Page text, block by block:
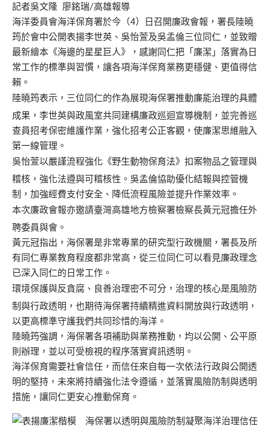
記者吳文隆 廖銘瑞/高雄報導
海洋委員會海洋保育署於今（4）日召開廉政會報，署長陸曉
筠於會中公開表揚李世英、吳怡萱及吳孟倫三位同仁，並致贈
最新繪本《海邊的星星巨人》，感謝同仁把「廉潔」落實為日
常工作的標準與習慣，讓各項海洋保育業務更穩健、更值得信
賴。
陸曉筠表示，三位同仁的作為展現海保署推動廉能治理的具體
成果，李世英與政風室共同建構廉政巡迴宣導機制，並完善巡
查員招考保密維護作業，強化招考公正客觀，使廉潔思維融入
第一線管理。
吳怡萱以嚴謹流程強化《野生動物保育法》扣案物品之管理與
稽核，強化法遵與可稽核性。吳孟倫協助優化結報與控管機
制，加強經費支付安全、降低流程風險並提升作業效率。
本次廉政會報亦邀請臺灣高雄地方檢察署檢察長黃元冠擔任外
聘委員與會。
黃元冠指出，海保署是非常專業的研究型行政機關，署長及所
有同仁專業教育程度都非常高，從三位同仁可以看見廉政理念
已深入同仁的日常工作。
環境保護與反貪腐、良善治理密不可分，治理的核心是風險防
制與行政透明，也期待海保署持續精進資料開放與行政透明，
以更高標準守護我們共同珍惜的海洋。
陸曉筠強調，海保署各項補助與業務推動，均以公開、公平原
則辦理，並以可受檢視的程序落實資訊透明。
海洋保育需要社會信任，而信任來自每一次依法行政與公開透
明的堅持，未來將持續強化法令遵循，並落實風險防制與透明
措施，讓同仁更安心推動保育。